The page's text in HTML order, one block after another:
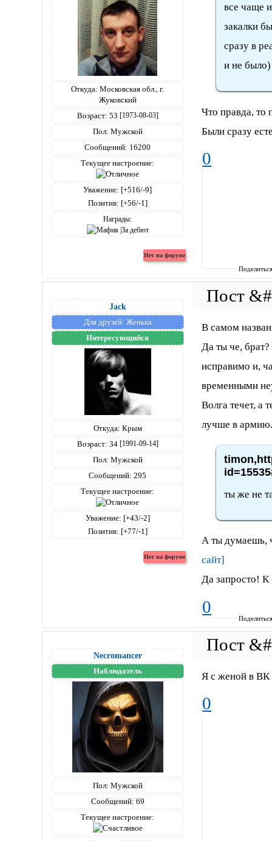
Откуда: Московская обл., г.
Жуковский
Возраст: 53 [1973-08-03]
Пол: Мужской
Сообщений: 16200
Текущее настроение:
Уважение: [+516/-9]
Позитив: [+56/-1]
Награды:
все чаще
закалки
сразу в
и не было)
Что правда, то
Были сразу
0
Jack
Для друзей: Женька
Интересующийся
Откуда: Крым
Возраст: 34 [1991-09-14]
Пол: Мужской
Сообщений: 295
Текущее настроение:
Уважение: [+43/-2]
Позитив: [+77/-1]
В самом
Да ты че,
исправимо и,
временными
Волга течет, а
лучше в
ты же не
А ты думаешь,
сайт]
Да запросто! К
0
Necromancer
Наблюдатель
Пол: Мужской
Сообщений: 69
Текущее настроение:
Я с женой в ВК
0